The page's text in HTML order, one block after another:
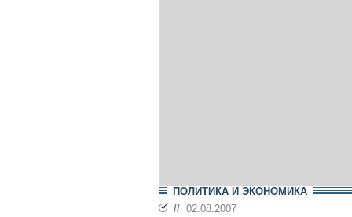
ПОЛИТИКА И ЭКОНОМИКА
// 02.08.2007